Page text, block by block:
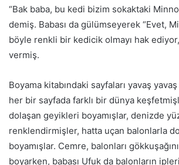
“Bak baba, bu kedi bizim sokaktaki
demiş. Babası da gülümseyerek “Evet,
böyle renkli bir kedicik olmayı hak
vermiş.
Boyama kitabındaki sayfaları yavaş
her bir sayfada farklı bir dünya
dolaşan geyikleri boyamışlar, denizde
renklendirmişler, hatta uçan balonlarla
boyamışlar. Cemre, balonları
boyarken, babası Ufuk da balonların